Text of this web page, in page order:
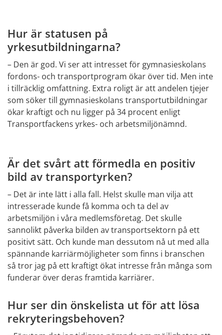
Hur är statusen på
yrkesutbildningarna?
– Den är god. Vi ser att intresset för gymnasieskolans
fordons- och transportprogram ökar över tid. Men inte
i tillräcklig omfattning. Extra roligt är att andelen tjejer
som söker till gymnasieskolans transportutbildningar
ökar kraftigt och nu ligger på 34 procent enligt
Transportfackens yrkes- och arbetsmiljönämnd.
Är det svårt att förmedla en positiv
bild av transportyrken?
– Det är inte lätt i alla fall. Helst skulle man vilja att
intresserade kunde få komma och ta del av
arbetsmiljön i våra medlemsföretag. Det skulle
sannolikt påverka bilden av transportsektorn på ett
positivt sätt. Och kunde man dessutom nå ut med alla
spännande karriärmöjligheter som finns i branschen
så tror jag på ett kraftigt ökat intresse från många som
funderar över deras framtida karriärer.
Hur ser din önskelista ut för att lösa
rekryteringsbehoven?